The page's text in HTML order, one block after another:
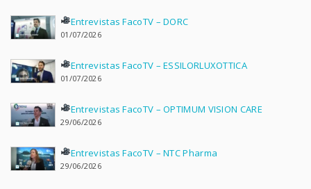
Entrevistas FacoTV – DORC
01/07/2026
Entrevistas FacoTV – ESSILORLUXOTTICA
01/07/2026
Entrevistas FacoTV – OPTIMUM VISION CARE
29/06/2026
Entrevistas FacoTV – NTC Pharma
29/06/2026